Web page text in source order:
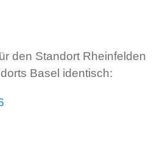
den Standort Rheinfelden
Basel identisch: